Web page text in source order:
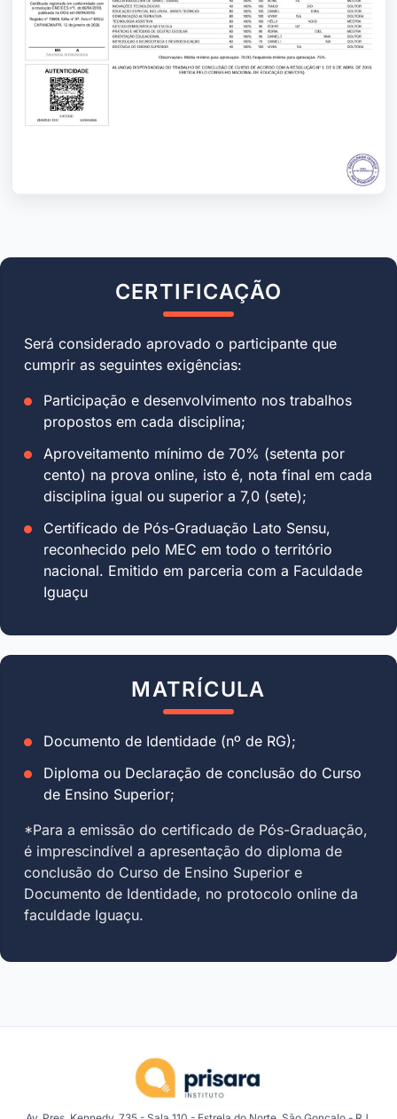
CERTIFICAÇÃO
Será considerado aprovado o participante que
cumprir as seguintes exigências:
Participação e desenvolvimento nos trabalhos
propostos em cada disciplina;
Aproveitamento mínimo de 70% (setenta por
cento) na prova online, isto é, nota final em cada
disciplina igual ou superior a 7,0 (sete);
Certificado de Pós-Graduação Lato Sensu,
reconhecido pelo MEC em todo o território
nacional. Emitido em parceria com a Faculdade
Iguaçu
MATRÍCULA
Documento de Identidade (nº de RG);
Diploma ou Declaração de conclusão do Curso
de Ensino Superior;
*Para a emissão do certificado de Pós-Graduação,
é imprescindível a apresentação do diploma de
conclusão do Curso de Ensino Superior e
Documento de Identidade, no protocolo online da
faculdade Iguaçu.